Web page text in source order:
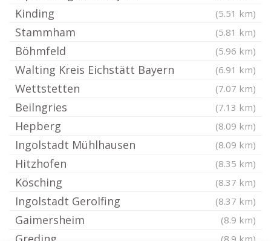
Kinding (5.51 km)
Stammham (5.81 km)
Böhmfeld (5.96 km)
Walting Kreis Eichstätt Bayern (6.91 km)
Wettstetten (7.07 km)
Beilngries (7.13 km)
Hepberg (8.09 km)
Ingolstadt Mühlhausen (8.09 km)
Hitzhofen (8.35 km)
Kösching (8.37 km)
Ingolstadt Gerolfing (8.37 km)
Gaimersheim (8.9 km)
(8.9 km)